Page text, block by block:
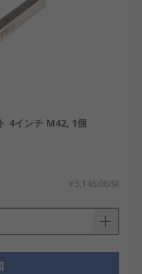
4インチ M42, 1個
￥5,146.00/個